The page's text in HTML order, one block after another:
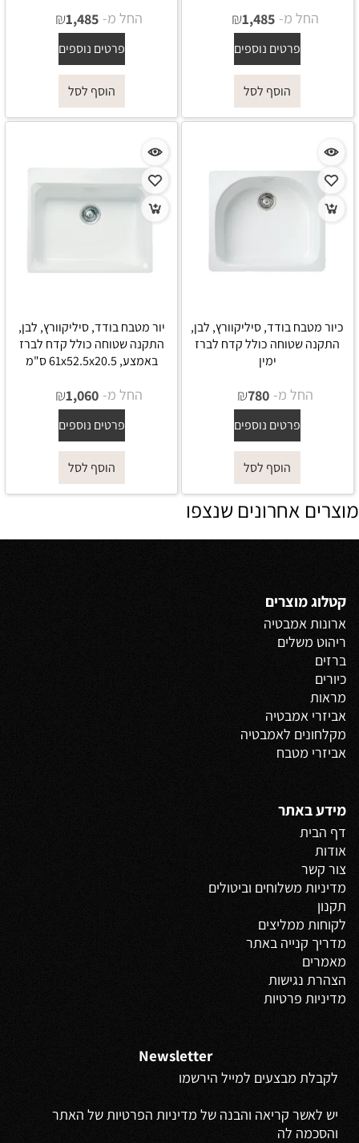
החל מ- ₪1,485
פרטים נוספים
הוסף לסל
החל מ- ₪1,485
פרטים נוספים
הוסף לסל
כיור מטבח בודד, סיליקוורץ, לבן,
התקנה שטוחה כולל קדח לברז
ימין
החל מ- ₪780
פרטים נוספים
הוסף לסל
יור מטבח בודד, סיליקוורץ, לבן,
התקנה שטוחה כולל קדח לברז
באמצע, 61x52.5x20.5 ס"מ
החל מ- ₪1,060
פרטים נוספים
הוסף לסל
מוצרים אחרונים שנצפו
קטלוג מוצרים
ארונות אמבטיה
ריהוט משלים
ברזים
כיורים
מראות
אביזרי אמבטיה
מקלחונים לאמבטיה
אביזרי מטבח
מידע באתר
דף הבית
אודות
צור קשר
מדיניות משלוחים וביטולים
תקנון
לקוחות ממליצים
מדריך קנייה באתר
מאמרים
הצהרת נגישות
מדיניות פרטיות
Newsletter
לקבלת מבצעים למייל הירשמו
יש לאשר קריאה והבנה של מדיניות הפרטיות של האתר
והסכמה לה